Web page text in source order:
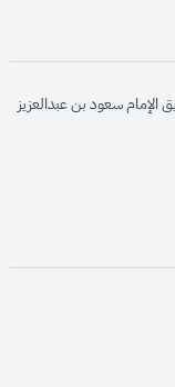
الإمام سعود بن عبدالعزيز